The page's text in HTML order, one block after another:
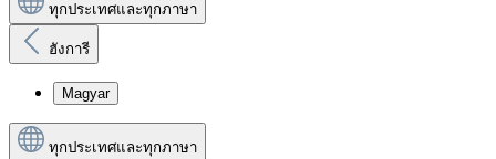
ทุกประเทศและทุกภาษา
ฮังการี
Magyar
ทุกประเทศและทุกภาษา